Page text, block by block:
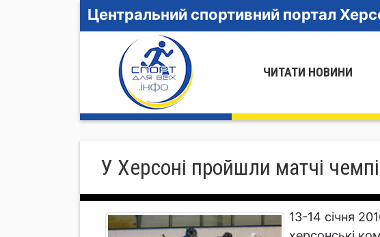
Центральний спортивний портал
ЧИТАТИ НОВИНИ
У Херсоні пройшли матчі
13-14 січня